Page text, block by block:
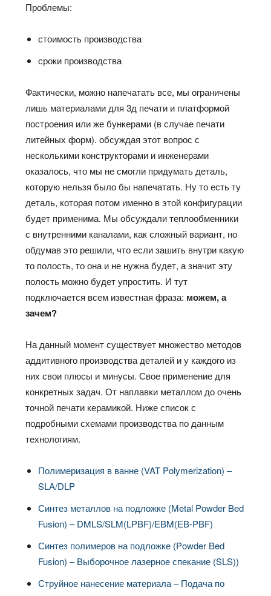
Проблемы:
стоимость производства
сроки производства
Фактически, можно напечатать все, мы ограничены
лишь материалами для 3д печати и платформой
построения или же бункерами (в случае печати
литейных форм). обсуждая этот вопрос с
несколькими конструкторами и инженерами
оказалось, что мы не смогли придумать деталь,
которую нельзя было бы напечатать. Ну то есть ту
деталь, которая потом именно в этой конфигурации
будет применима. Мы обсуждали теплообменники
с внутренними каналами, как сложный вариант, но
обдумав это решили, что если зашить внутри какую
то полость, то она и не нужна будет, а значит эту
полость можно будет упростить. И тут
подключается всем известная фраза: можем, а
зачем?
На данный момент существует множество методов
аддитивного производства деталей и у каждого из
них свои плюсы и минусы. Свое применение для
конкретных задач. От наплавки металлом до очень
точной печати керамикой. Ниже список с
подробными схемами производства по данным
технологиям.
Полимеризация в ванне (VAT Polymerization) –
SLA/DLP
Синтез металлов на подложке (Metal Powder Bed
Fusion) – DMLS/SLM(LPBF)/EBM(EB‑PBF)
Синтез полимеров на подложке (Powder Bed
Fusion) – Выборочное лазерное спекание (SLS))
Струйное нанесение материала – Подача по